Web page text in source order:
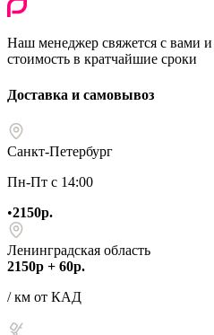
Наш менеджер свяжется с вами
стоимость в кратчайшие сроки
Доставка и самовывоз
Санкт-Петербург
Пн-Пт с 14:00
•2150р.
Ленинградская область
2150р + 60р.
/ км от КАД